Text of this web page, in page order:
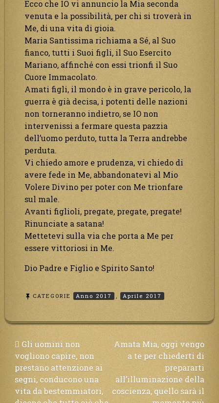
Ecco che IO vi annuncio la Mia seconda
venuta e la possibilità, per chi si troverà in
Me, di una vita di gioia.
Maria Santissima richiama a Sé, al Suo
fianco, tutti i Suoi figli, il Suo Esercito
Mariano, affinché con essi trionfi il Suo
Cuore Immacolato.
Amati figli, il mondo è in grave pericolo, la
guerra è già decisa, i potenti delle nazioni
non torneranno indietro, se IO non
intervenissi a fermare questa pazzia
dell’uomo perduto, tutta la Terra andrebbe
perduta.
Vi chiedo amore e prudenza, vi chiedo di
avere fede in Me, abbandonatevi al Mio
Volere Divino per poter con Me trionfare
sul male.
Avanti figlioli, pregate, pregate, pregate!
Rinunciate a satana!
Mettetevi sulla via che porta a Me per
essere vittoriosi in Me.
Dio Padre e Figlio e Spirito Santo!
CATEGORIE Anno 2017 , Aprile 2017
Navigazione
articoli
 Gli uomini non
vogliono capire, non
prestano attenzione ai
segni, conducono una
vita da bestemmiatori,
Amata Mia, oggi vengo
a te per chiederti di
prepararti
all’illuminazione della
coscienza, quello sarà il